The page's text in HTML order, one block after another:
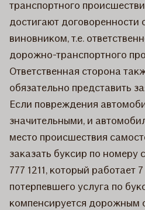
транспортного
достигают договоренности
виновником, т.е.
дорожно-транспортного
Ответственная сторона
обязательно представить
Если повреждения
значительными, и
место происшествия
заказать буксир по номеру
777 1211, который работает
потерпевшего услуга по
компенсируется дорожным